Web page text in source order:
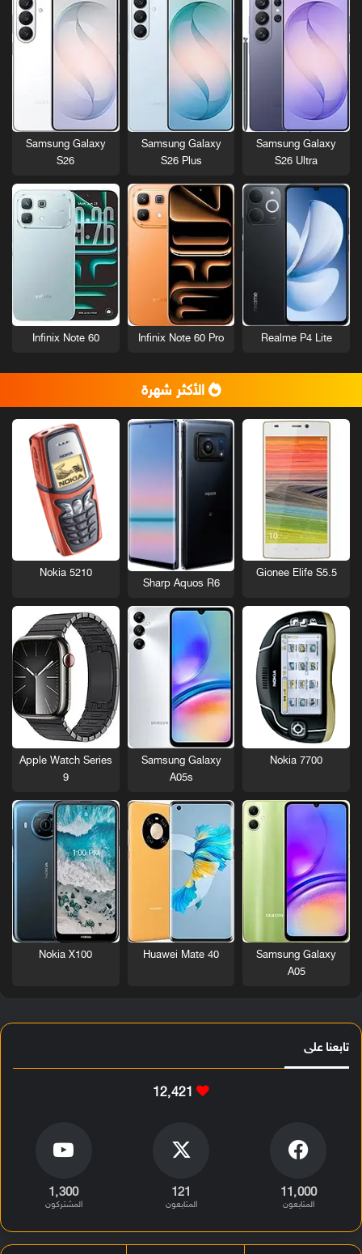
Samsung Galaxy
S26 Ultra
Samsung Galaxy
S26 Plus
Samsung Galaxy
S26
Realme P4 Lite
Infinix Note 60 Pro
Infinix Note 60
الأكثر شهرة
Gionee Elife S5.5
Sharp Aquos R6
Nokia 5210
Nokia 7700
Samsung Galaxy
A05s
Apple Watch Series
9
Samsung Galaxy
A05
Huawei Mate 40
Nokia X100
تابعنا على
12٬421
11٬000
المتابعون
121
المتابعون
1٬300
المشتركون